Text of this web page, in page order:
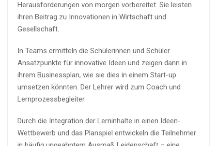
Herausforderungen von morgen vorbereitet. Sie leisten
ihren Beitrag zu Innovationen in Wirtschaft und
Gesellschaft.
In Teams ermitteln die Schülerinnen und Schüler
Ansatzpunkte für innovative Ideen und zeigen dann in
ihrem Businessplan, wie sie dies in einem Start-up
umsetzen könnten. Der Lehrer wird zum Coach und
Lernprozessbegleiter.
Durch die Integration der Lerninhalte in einen Ideen-
Wettbewerb und das Planspiel entwickeln die Teilnehmer